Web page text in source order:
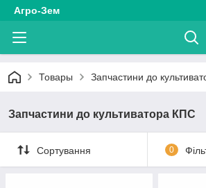
Агро-Зем
Товары Запчастини до
Запчастини до культиватора КПС
Сортування 0